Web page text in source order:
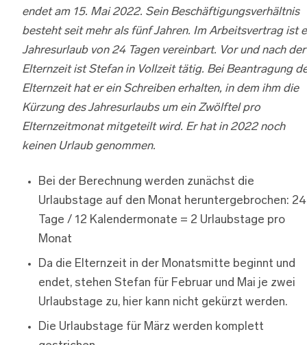
endet am 15. Mai 2022. Sein Beschäftigungsverhältnis
besteht seit mehr als fünf Jahren. Im Arbeitsvertrag ist
Jahresurlaub von 24 Tagen vereinbart. Vor und nach der
Elternzeit ist Stefan in Vollzeit tätig. Bei Beantragung
Elternzeit hat er ein Schreiben erhalten, in dem ihm die
Kürzung des Jahresurlaubs um ein Zwölftel pro
Elternzeitmonat mitgeteilt wird. Er hat in 2022 noch
keinen Urlaub genommen.
Bei der Berechnung werden zunächst die
Urlaubstage auf den Monat heruntergebrochen: 24
Tage / 12 Kalendermonate = 2 Urlaubstage pro
Monat
Da die Elternzeit in der Monatsmitte beginnt und
endet, stehen Stefan für Februar und Mai je zwei
Urlaubstage zu, hier kann nicht gekürzt werden.
Die Urlaubstage für März werden komplett